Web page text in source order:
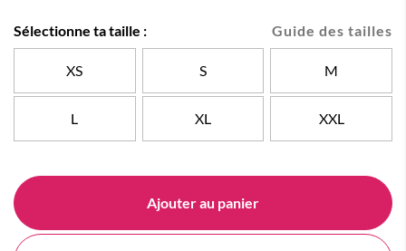
Guide des tailles
Sélectionne ta taille :
XS S M
L XL XXL
Ajouter au panier